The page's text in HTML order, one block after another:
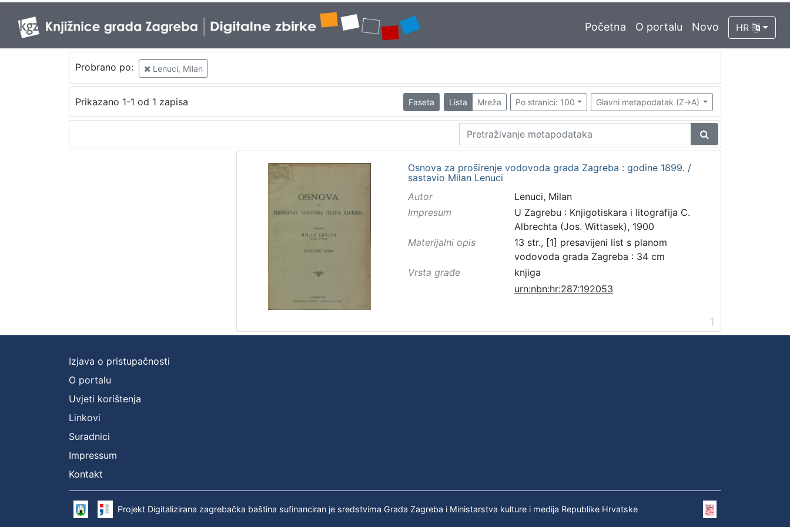
Početna O portalu Novo HR
Probrano po: Lenuci, Milan
Prikazano 1-1 od 1 zapisa Faseta Lista Mreža Po stranici: 100 Glavni metapodatak (Z->A)
Osnova za proširenje vodovoda grada Zagreba : godine 1899. /
sastavio Milan Lenuci
Autor
Lenuci, Milan
Impresum
U Zagrebu : Knjigotiskara i litografija C.
Albrechta (Jos. Wittasek), 1900
Materijalni opis
13 str., [1] presavijeni list s planom
vodovoda grada Zagreba : 34 cm
Vrsta građe
knjiga
urn:nbn:hr:287:192053
1
Izjava o pristupačnosti
O portalu
Uvjeti korištenja
Linkovi
Suradnici
Impressum
Kontakt
Projekt Digitalizirana zagrebačka baština sufinanciran je sredstvima Grada Zagreba i Ministarstva kulture i medija Republike Hrvatske